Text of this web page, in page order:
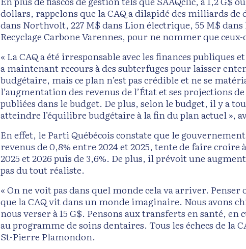
dollars, rappelons que la CAQ a dilapidé des milliards de
dans Northvolt, 227 M$ dans Lion électrique, 55 M$
Recyclage Carbone Varennes, pour ne nommer que ceux-
« La CAQ a été irresponsable avec les finances
a maintenant recours à des subterfuges pour laisser
budgétaire, mais ce plan n’est pas crédible et ne se
l’augmentation des revenus de l’État et ses projections
publiées dans le budget. De plus, selon le budget, il y a
atteindre l’équilibre budgétaire à la fin du plan actuel »,
En effet, le Parti Québécois constate que le
revenus de 0,8% entre 2024 et 2025, tente de faire
2025 et 2026 puis de 3,6%. De plus, il prévoit une
pas du tout réaliste.
« On ne voit pas dans quel monde cela va arriver.
que la CAQ vit dans un monde imaginaire. Nous avons
nous verser à 15 G$. Pensons aux transferts en santé,
au programme de soins dentaires. Tous les échecs de la
St-Pierre Plamondon.